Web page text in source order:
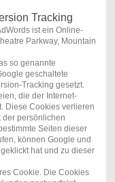
Tracking
ist ein Online-
Parkway, Mountain
so genannte
geschaltete
Tracking gesetzt.
die der Internet-
Diese Cookies verlieren
der persönlichen
Seiten dieser
können Google und
hat und zu dieser
Cookie. Die Cookies